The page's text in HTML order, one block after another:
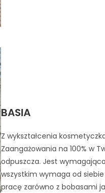
BASIA
Z wykształcenia
Zaangażowania na 100% w
odpuszcza. Jest
wszystkim wymaga od
pracę zarówno z bobasami